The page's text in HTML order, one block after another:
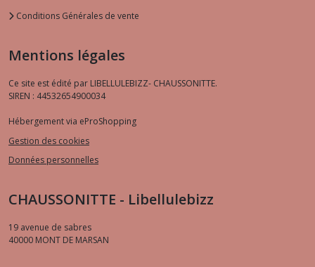
Conditions Générales de vente
Mentions légales
Ce site est édité par LIBELLULEBIZZ- CHAUSSONITTE.
SIREN : 44532654900034
Hébergement via eProShopping
Gestion des cookies
Données personnelles
CHAUSSONITTE - Libellulebizz
19 avenue de sabres
40000 MONT DE MARSAN